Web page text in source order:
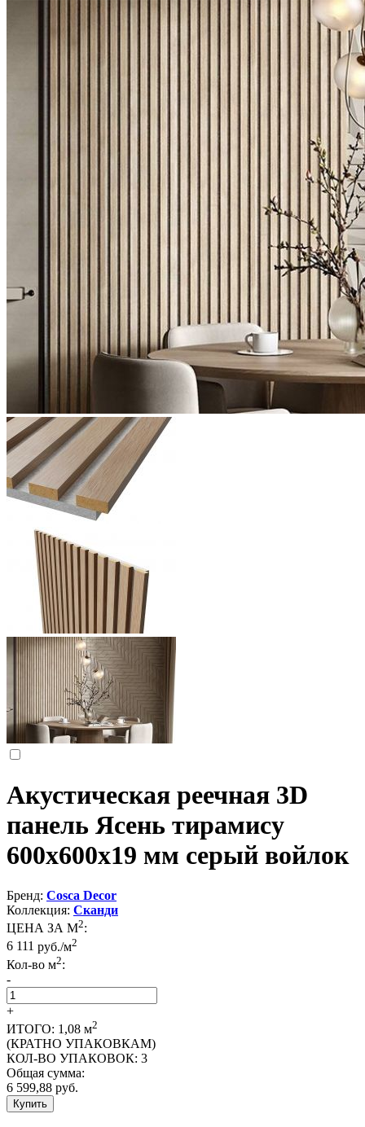
Акустическая реечная 3D
панель Ясень тирамису
600x600x19 мм серый войлок
Бренд: Cosca Decor
Коллекция: Сканди
ЦЕНА ЗА М2:
6 111 руб./м2
Кол-во м2:
-
+
ИТОГО: 1,08 м2
(КРАТНО УПАКОВКАМ)
КОЛ-ВО УПАКОВОК: 3
Общая сумма:
6 599,88 руб.
Купить